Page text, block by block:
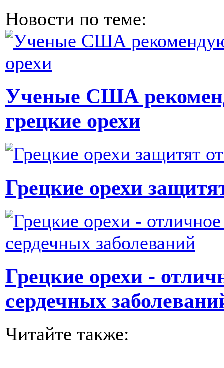
Новости по теме:
Ученые США
грецкие орехи
Грецкие орехи
Грецкие орехи -
сердечных
Читайте также: